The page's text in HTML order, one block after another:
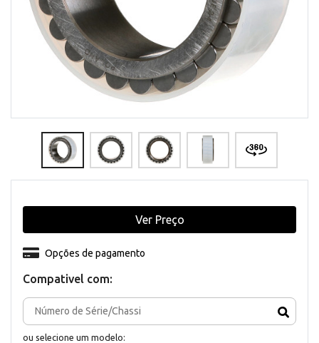
Compativel com:
ou selecione um modelo:
Opções de pagamento
Ver Preço